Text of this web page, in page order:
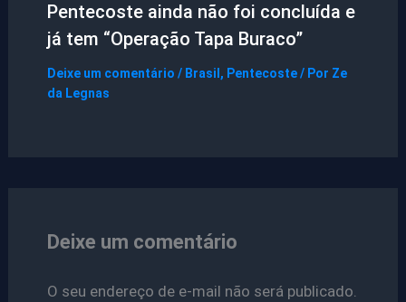
Pentecoste ainda não foi concluída e
já tem “Operação Tapa Buraco”
Deixe um comentário / Brasil , Pentecoste/ Por Ze
da Legnas
Deixe um comentário
O seu endereço de e-mail não será publicado.